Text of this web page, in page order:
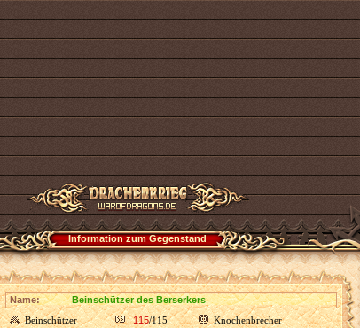
Information zum Gegenstand
Name:
Beinschützer des Berserkers
Beinschützer
115/115
Knochenbrecher